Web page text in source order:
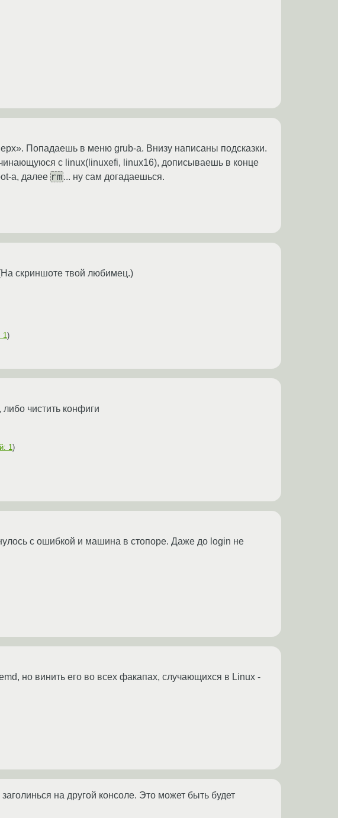
Попадаешь в меню grub-а. Внизу написаны подсказки.
с linux(linuxefi, linux16), дописываешь в конце
a, далее rm... ну сам догадаешься.
скриншоте твой любимец.)
)
чистить конфиги
1)
с ошибкой и машина в стопоре. Даже до login не
но винить его во всех факапах, случающихся в Linux -
на другой консоле. Это может быть будет